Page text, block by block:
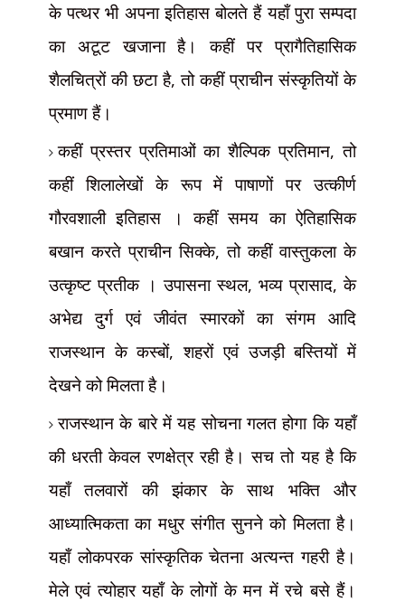
के पत्थर भी अपना इतिहास बोलते हैं यहाँ पुरा सम्पदा
का अटूट खजाना है। कहीं पर प्रागैतिहासिक
शैलचित्रों की छटा है,तो कहीं प्राचीन संस्कृतियों के
प्रमाण हैं।
कहीं प्रस्तर प्रतिमाओं का शैल्पिक प्रतिमान,तो
कहीं शिलालेखों के रूप में पाषाणों पर उत्कीर्ण
गौरवशाली इतिहास । कहीं समय का ऐतिहासिक
बखान करते प्राचीन सिक्के,तो कहीं वास्तुकला के
उत्कृष्ट प्रतीक । उपासना स्थल,भव्य प्रासाद,के
अभेद्य दुर्ग एवं जीवंत स्मारकों का संगम आदि
राजस्थान के कस्बों,शहरों एवं उजड़ी बस्तियों में
देखने को मिलता है।
राजस्थान के बारे में यह सोचना गलत होगा कि यहाँ
की धरती केवल रणक्षेत्र रही है। सच तो यह है कि
यहाँ तलवारों की झंकार के साथ भक्ति और
आध्यात्मिकता का मधुर संगीत सुनने को मिलता है।
यहाँ लोकपरक सांस्कृतिक चेतना अत्यन्त गहरी है।
मेले एवं त्योहार यहाँ के लोगों के मन में रचे बसे हैं।